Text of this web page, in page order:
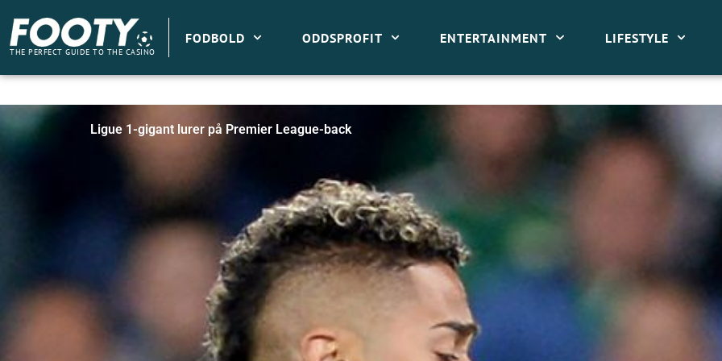
indholdet
THE PERFECT GUIDE TO THE CASINO
FODBOLD ODDSPROFIT ENTERTAINMENT LIFESTYLE
Ligue 1-gigant lurer på Premier League-back